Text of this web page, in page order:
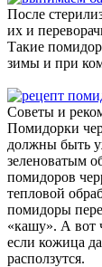
После
их и
Такие
зимы и при
Советы и
Помидорки
должны быть
зеленоватым
помидоров
тепловой
помидоры
«кашу». А вот
если кожица
расползутся.